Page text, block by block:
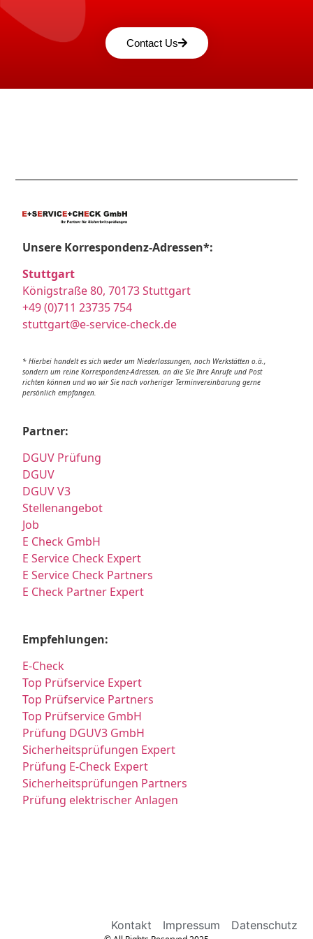
Contact Us
Unsere Korrespondenz-Adressen*:
Stuttgart
Königstraße 80, 70173 Stuttgart
+49 (0)711 23735 754
stuttgart@e-service-check.de
* Hierbei handelt es sich weder um Niederlassungen, noch Werkstätten o.ä.,
sondern um reine Korrespondenz-Adressen, an die Sie Ihre Anrufe und Post
richten können und wo wir Sie nach vorheriger Terminvereinbarung gerne
persönlich empfangen.
Partner:
DGUV Prüfung
DGUV
DGUV V3
Stellenangebot
Job
E Check GmbH
E Service Check Expert
E Service Check Partners
E Check Partner Expert
Empfehlungen:
E-Check
Top Prüfservice Expert
Top Prüfservice Partners
Top Prüfservice GmbH
Prüfung DGUV3 GmbH
Sicherheitsprüfungen Expert
Prüfung E-Check Expert
Sicherheitsprüfungen Partners
Prüfung elektrischer Anlagen
Kontakt Impressum Datenschutz